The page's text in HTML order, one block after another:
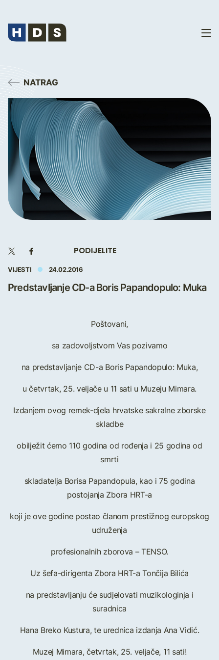
NATRAG
PODIJELITE
VIJESTI 24.02.2016
Predstavljanje CD-a Boris Papandopulo: Muka
Poštovani,
sa zadovoljstvom Vas pozivamo
na predstavljanje CD-a Boris Papandopulo: Muka,
u četvrtak, 25. veljače u 11 sati u Muzeju Mimara.
Izdanjem ovog remek-djela hrvatske sakralne zborske
skladbe
obilježit ćemo 110 godina od rođenja i 25 godina od
smrti
skladatelja Borisa Papandopula, kao i 75 godina
postojanja Zbora HRT-a
koji je ove godine postao članom prestižnog europskog
udruženja
profesionalnih zborova – TENSO.
Uz šefa-dirigenta Zbora HRT-a Tončija Bilića
na predstavljanju će sudjelovati muzikologinja i
suradnica
Hana Breko Kustura, te urednica izdanja Ana Vidić.
Muzej Mimara, četvrtak, 25. veljače, 11 sati!